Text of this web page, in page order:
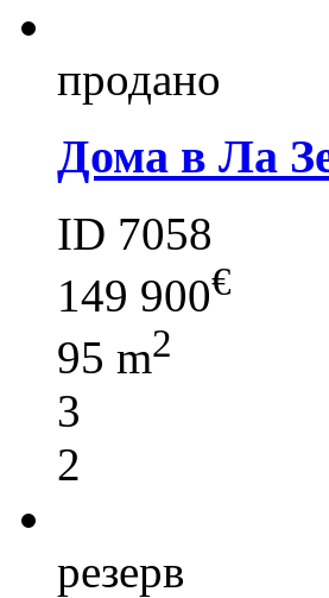
продано
Дома в Ла
ID 7058
149 900€
95 m2
3
2
резерв